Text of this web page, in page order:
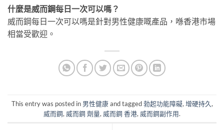
什麼是威而鋼每日一次可以嗎？
威而鋼每日一次可以嗎是針對男性健康嘅產品，喺香港市場
相當受歡迎。
This entry was posted in 男性健康and tagged勃起功能障礙, 增硬持久,
威而鋼, 威而鋼 劑量, 威而鋼 香港, 威而鋼副作用.